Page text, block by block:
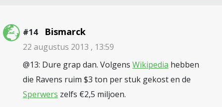
#14 Bismarck
22 augustus 2013 , 13:59
@13: Dure grap dan. Volgens Wikipedia hebben
die Ravens ruim $3 ton per stuk gekost en de
Sperwers zelfs €2,5 miljoen.